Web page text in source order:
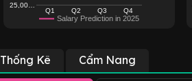
Salary Prediction in 2025
Q1 Q2 Q3 Q4
25,00…
Thống Kê Cẩm Nang